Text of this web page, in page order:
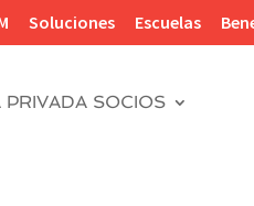
Soluciones Escuelas
PRIVADA SOCIOS